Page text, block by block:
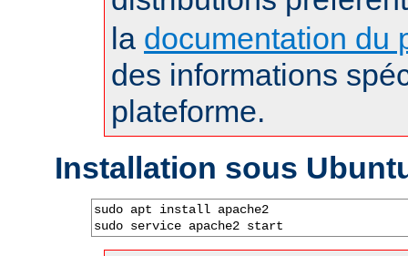
la documentation du
des informations
plateforme.
Installation sous
sudo apt install apache2
sudo service apache2 start